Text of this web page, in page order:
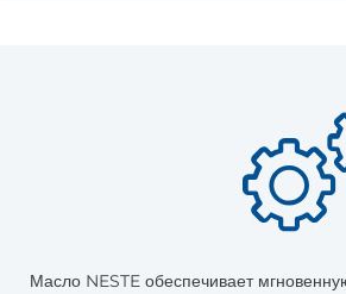
Масло NESTE обеспечивает